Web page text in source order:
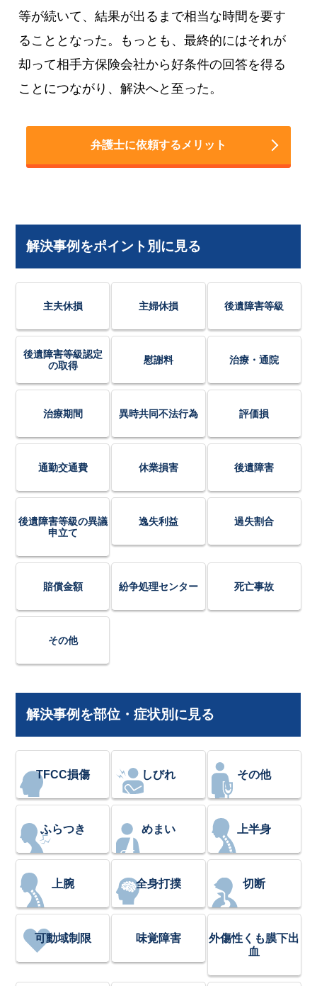
等が続いて、結果が出るまで相当な時間を要す
ることとなった。もっとも、最終的にはそれが
却って相手方保険会社から好条件の回答を得る
ことにつながり、解決へと至った。
弁護士に依頼するメリット
解決事例をポイント別に見る
主夫休損 主婦休損 後遺障害等級
後遺障害等級認定
の取得
慰謝料 治療・通院
治療期間 異時共同不法行為 評価損
通勤交通費 休業損害 後遺障害
後遺障害等級の異議
申立て
逸失利益 過失割合
賠償金額 紛争処理センター 死亡事故
その他
解決事例を部位・症状別に見る
TFCC損傷 しびれ その他
ふらつき めまい 上半身
上腕 全身打撲 切断
可動域制限 味覚障害
外傷性くも膜下出
血